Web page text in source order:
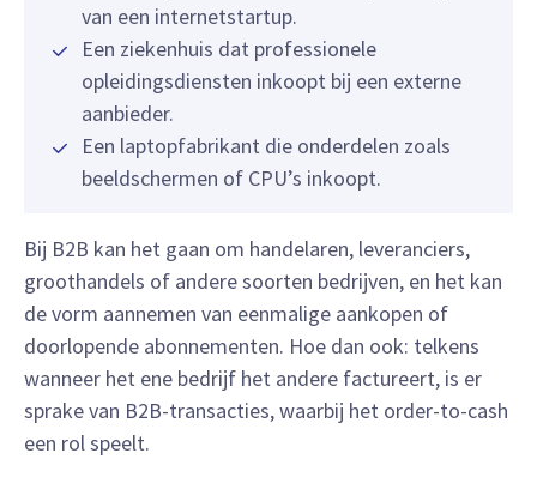
van een internetstartup.
Een ziekenhuis dat professionele
opleidingsdiensten inkoopt bij een externe
aanbieder.
Een laptopfabrikant die onderdelen zoals
beeldschermen of CPU’s inkoopt.
Bij B2B kan het gaan om handelaren, leveranciers,
groothandels of andere soorten bedrijven, en het kan
de vorm aannemen van eenmalige aankopen of
doorlopende abonnementen. Hoe dan ook: telkens
wanneer het ene bedrijf het andere factureert, is er
sprake van B2B-transacties, waarbij het order-to-cash
een rol speelt.